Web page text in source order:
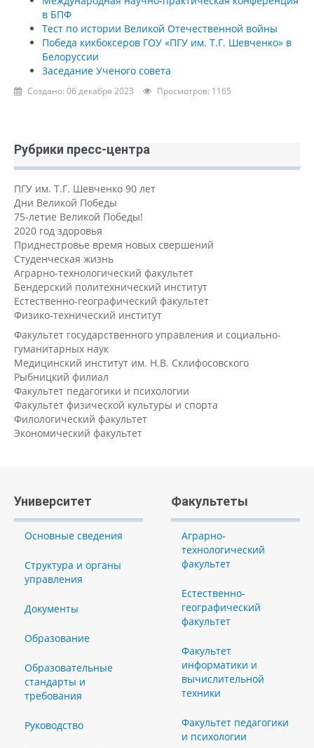
в БПФ
Тест по истории Великой Отечественной войны
Победа кикбоксеров ГОУ «ПГУ им. Т.Г. Шевченко» в
Белоруссии
Заседание Ученого совета
Создано: 06 декабря 2023 Просмотров: 1165
Рубрики пресс-центра
ПГУ им. Т.Г. Шевченко 90 лет
Дни Великой Победы
75-летие Великой Победы!
2020 год здоровья
Приднестровье время новых свершений
Студенческая жизнь
Аграрно-технологический факультет
Бендерский политехнический институт
Естественно-географический факультет
Физико-технический институт
Факультет государственного управления и социально-
гуманитарных наук
Медицинский институт им. Н.В. Склифосовского
Рыбницкий филиал
Факультет педагогики и психологии
Факультет физической культуры и спорта
Филологический факультет
Экономический факультет
Университет
Основные сведения
Структура и органы
управления
Документы
Образование
Образовательные
стандарты и
требования
Руководство
Факультеты
Аграрно-
технологический
факультет
Естественно-
географический
факультет
Факультет
информатики и
вычислительной
техники
Факультет педагогики
и психологии